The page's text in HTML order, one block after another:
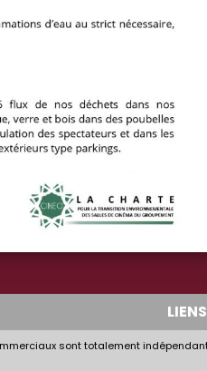
sont totalement